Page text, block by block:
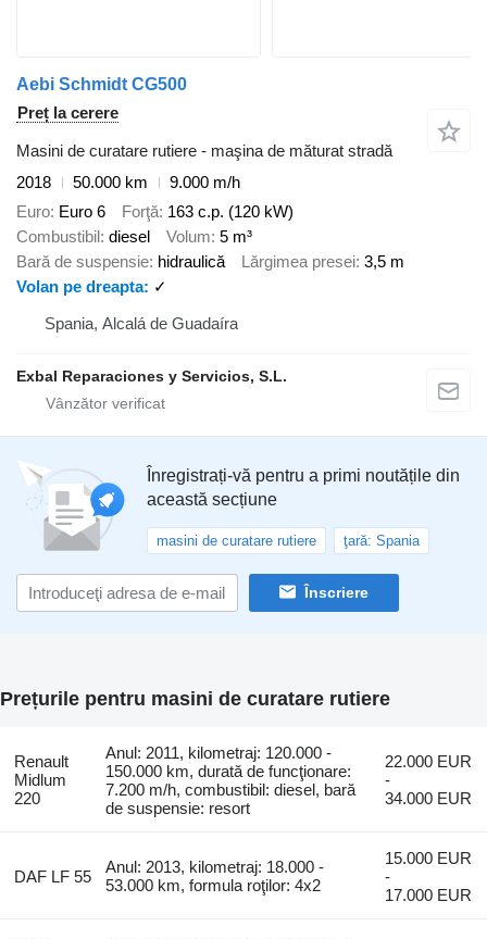
Aebi Schmidt CG500
Preț la cerere
Masini de curatare rutiere - maşina de măturat stradă
2018
50.000 km
9.000 m/h
Euro Euro 6 Forţă 163 c.p. (120 kW)
Combustibil diesel Volum 5 m³
Bară de suspensie hidraulică Lărgimea presei 3,5 m
Volan pe dreapta
✓
Spania, Alcalá de Guadaíra
Exbal Reparaciones y Servicios, S.L.
Înregistrați-vă pentru a primi noutățile din
această secțiune
masini de curatare rutiere ţară: Spania
Înscriere
Prețurile pentru masini de curatare rutiere
Renault
Midlum
220
Anul: 2011, kilometraj: 120.000 -
150.000 km, durată de funcţionare:
7.200 m/h, combustibil: diesel, bară
de suspensie: resort
22.000 EUR
-
34.000 EUR
DAF LF 55
Anul: 2013, kilometraj: 18.000 -
53.000 km, formula roţilor: 4x2
15.000 EUR
-
17.000 EUR